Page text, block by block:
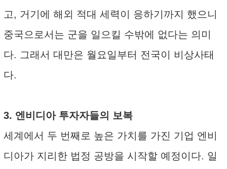
고, 거기에 해외 적대 세력이 응하기까지 했으니
중국으로서는 군을 일으킬 수밖에 없다는 의미
다. 그래서 대만은 월요일부터 전국이 비상사태
다.
3. 엔비디아 투자자들의 보복
세계에서 두 번째로 높은 가치를 가진 기업 엔비
디아가 지리한 법정 공방을 시작할 예정이다. 일